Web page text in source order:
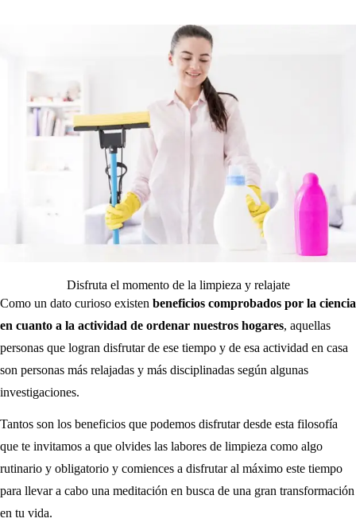
Disfruta el momento de la limpieza y relajate
Como un dato curioso existen beneficios comprobados por la ciencia
en cuanto a la actividad de ordenar nuestros hogares, aquellas
personas que logran disfrutar de ese tiempo y de esa actividad en casa
son personas más relajadas y más disciplinadas según algunas
investigaciones.
Tantos son los beneficios que podemos disfrutar desde esta filosofía
que te invitamos a que olvides las labores de limpieza como algo
rutinario y obligatorio y comiences a disfrutar al máximo este tiempo
para llevar a cabo una meditación en busca de una gran transformación
en tu vida.